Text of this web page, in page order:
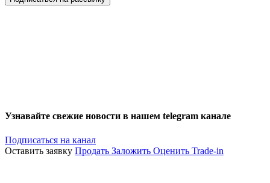
Узнавайте свежие новости в нашем telegram канале
Подписаться на канал
Оставить заявку Продать Заложить Оценить Trade-in